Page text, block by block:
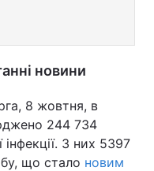
новини
8 жовтня, в
244 734
З них 5397
що стало новим